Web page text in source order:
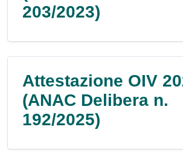
203/2023)
Attestazione OIV
(ANAC Delibera n.
192/2025)